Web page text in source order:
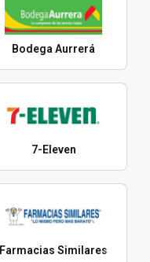
Bodega Aurrerá
7-Eleven
Farmacias Similares